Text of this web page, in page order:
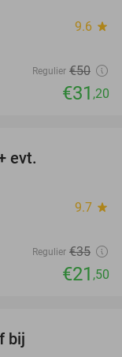
9.6 star
Regulier €50
€31 ,20
evt.
9.7 star
Regulier €35
€21 ,50
bij